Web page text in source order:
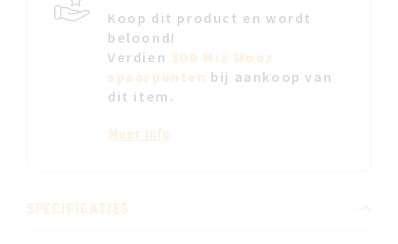
Koop dit product en wordt
beloond!
Verdien 300 Miz Mooz
spaarpunten bij aankoop van
dit item.
Meer info
SPECIFICATIES